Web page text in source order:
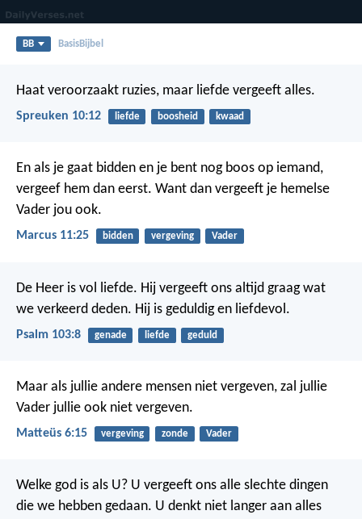
BB BasisBijbel
Haat veroorzaakt ruzies, maar liefde vergeeft alles.
Spreuken 10:12 liefde boosheid kwaad
En als je gaat bidden en je bent nog boos op iemand,
vergeef hem dan eerst. Want dan vergeeft je hemelse
Vader jou ook.
Marcus 11:25 bidden vergeving Vader
De Heer is vol liefde. Hij vergeeft ons altijd graag wat
we verkeerd deden. Hij is geduldig en liefdevol.
Psalm 103:8 genade liefde geduld
Maar als jullie andere mensen niet vergeven, zal jullie
Vader jullie ook niet vergeven.
Matteüs 6:15 vergeving zonde Vader
Welke god is als U? U vergeeft ons alle slechte dingen
die we hebben gedaan. U denkt niet langer aan alles